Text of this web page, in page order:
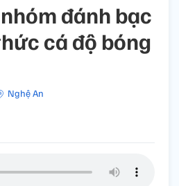
đánh bạc
cá độ bóng
Nghệ An